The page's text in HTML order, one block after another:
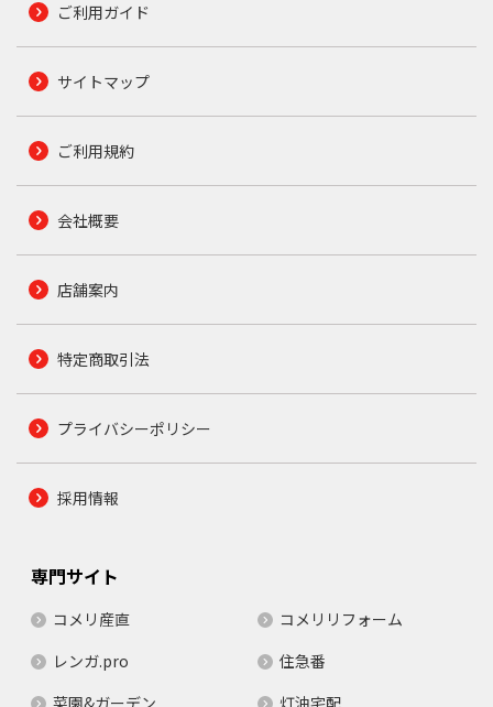
ご利用ガイド
サイトマップ
ご利用規約
会社概要
店舗案内
特定商取引法
プライバシーポリシー
採用情報
専門サイト
コメリ産直
コメリリフォーム
レンガ.pro
住急番